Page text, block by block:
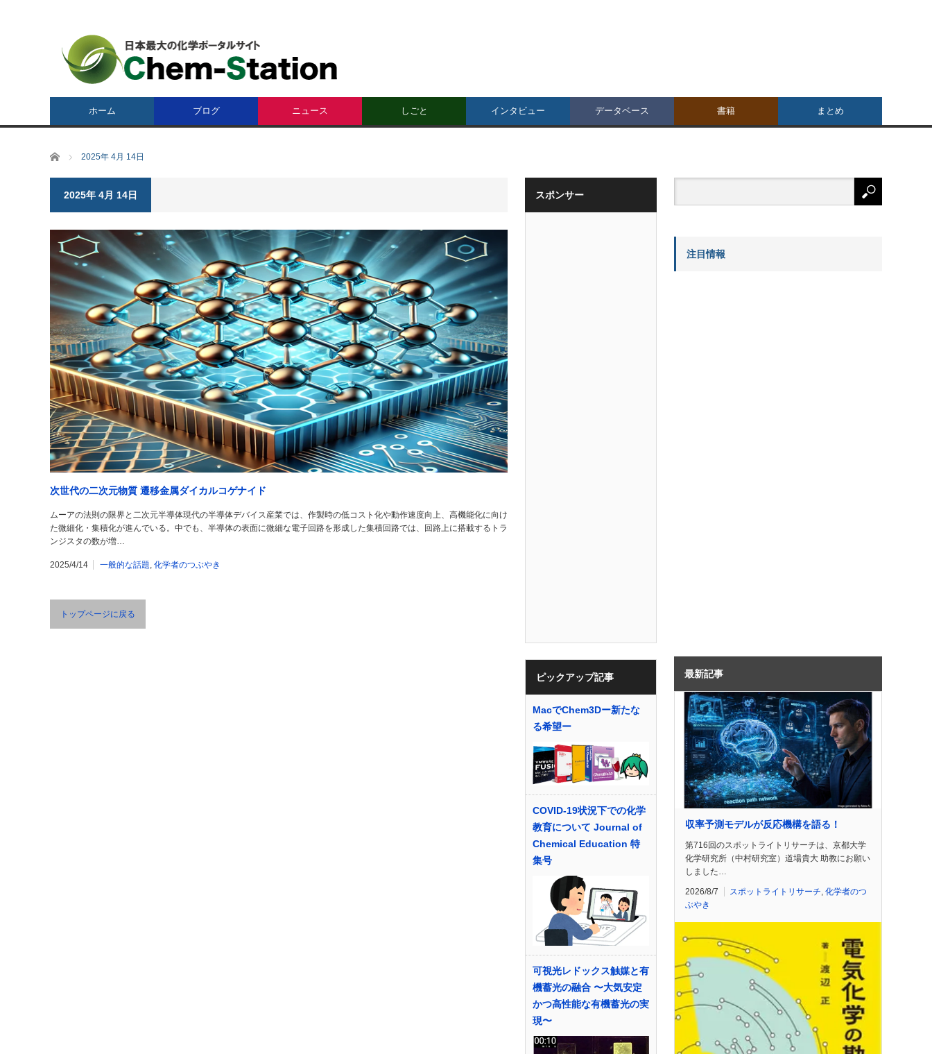
ホーム ブログ ニュース しごと インタビュー データベース 書籍 まとめ
ホーム 2025年 4月 14日
2025年 4月 14日
次世代の二次元物質 遷移金属ダイカルコゲナイド
ムーアの法則の限界と二次元半導体現代の半導体デバイス産業では、作製時の低コスト化や動作速度向上、高機能化に向け
た微細化・集積化が進んでいる。中でも、半導体の表面に微細な電子回路を形成した集積回路では、回路上に搭載するトラ
ンジスタの数が増…
2025/4/14 一般的な話題, 化学者のつぶやき
トップページに戻る
スポンサー
ピックアップ記事
MacでChem3Dー新たな
る希望ー
COVID-19状況下での化学
教育について Journal of
Chemical Education 特
集号
可視光レドックス触媒と有
機蓄光の融合 〜大気安定
かつ高性能な有機蓄光の実
現〜
注目情報
最新記事
収率予測モデルが反応機構を語る！
第716回のスポットライトリサーチは、京都大学
化学研究所（中村研究室）道場貴大 助教にお願い
しました…
2026/8/7 スポットライトリサーチ 化学者のつ
ぶやき